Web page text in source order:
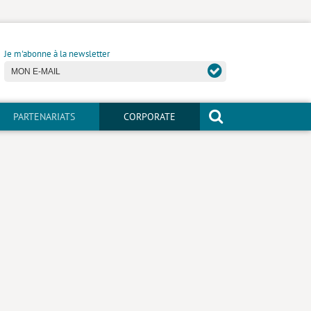
Je m'abonne à la newsletter
PARTENARIATS CORPORATE